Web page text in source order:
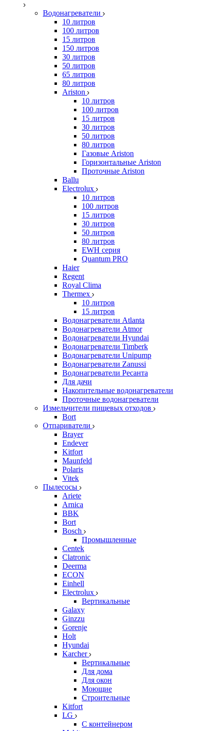
Водонагреватели
10 литров
100 литров
15 литров
150 литров
30 литров
50 литров
65 литров
80 литров
Ariston
10 литров
100 литров
15 литров
30 литров
50 литров
80 литров
Газовые Ariston
Горизонтальные Ariston
Проточные Ariston
Ballu
Electrolux
10 литров
100 литров
15 литров
30 литров
50 литров
80 литров
EWH серия
Quantum PRO
Haier
Regent
Royal Clima
Thermex
10 литров
15 литров
Водонагреватели Atlanta
Водонагреватели Atmor
Водонагреватели Hyundai
Водонагреватели Timberk
Водонагреватели Unipump
Водонагреватели Zanussi
Водонагреватели Ресанта
Для дачи
Накопительные водонагреватели
Проточные водонагреватели
Измельчители пищевых отходов
Bort
Отпариватели
Brayer
Endever
Kitfort
Maunfeld
Polaris
Vitek
Пылесосы
Ariete
Arnica
BBK
Bort
Bosch
Промышленные
Centek
Clatronic
Deerma
ECON
Einhell
Electrolux
Вертикальные
Galaxy
Ginzzu
Gorenje
Holt
Hyundai
Karcher
Вертикальные
Для дома
Для окон
Моющие
Строительные
Kitfort
LG
С контейнером